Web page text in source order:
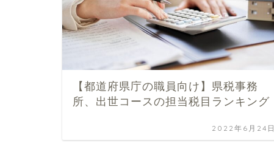
【都道府県庁の職員向け】県税事務
所、出世コースの担当税目ランキング
2022年6月24日